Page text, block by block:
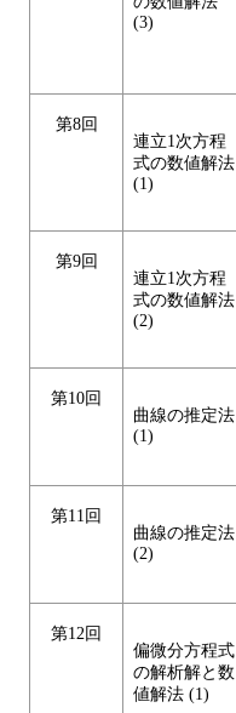
(3)
第8回
連立1次方程
式の数値解法
(1)
第9回
連立1次方程
式の数値解法
(2)
第10回
曲線の推定法
(1)
第11回
曲線の推定法
(2)
第12回
偏微分方程式
の解析解と数
値解法 (1)